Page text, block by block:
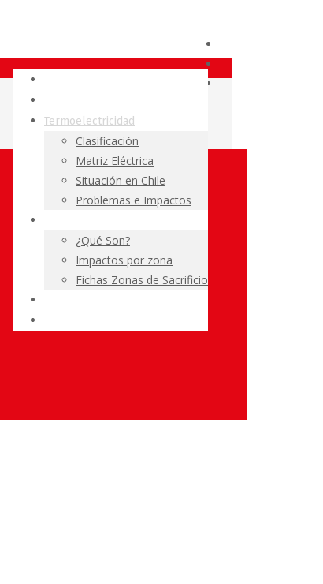
Termoelectricidad
Clasificación
Matriz Eléctrica
Situación en Chile
Problemas e Impactos
¿Qué Son?
Impactos por zona
Fichas Zonas de Sacrificio